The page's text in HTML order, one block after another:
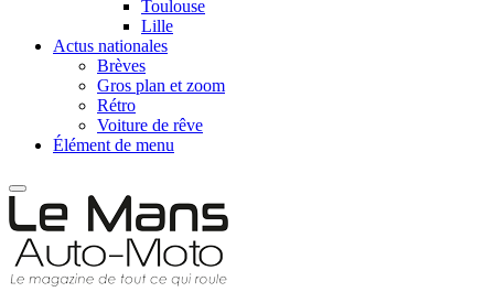
Toulouse
Lille
Actus nationales
Brèves
Gros plan et zoom
Rétro
Voiture de rêve
Élément de menu